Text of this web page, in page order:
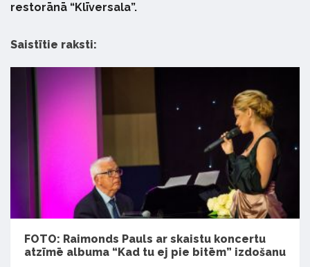
restorānā “Klīversala”.
Saistītie raksti:
FOTO: Raimonds Pauls ar skaistu koncertu
atzīmē albuma “Kad tu ej pie bitēm” izdošanu